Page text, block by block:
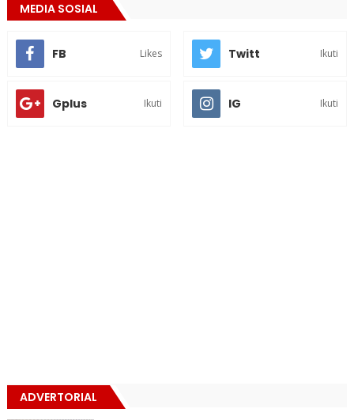
MEDIA SOSIAL
FB Likes Twitt Ikuti
Gplus Ikuti IG Ikuti
ADVERTORIAL